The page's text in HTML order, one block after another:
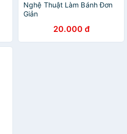
Nghệ Thuật Làm Bánh Đơn
Giản
20.000 đ